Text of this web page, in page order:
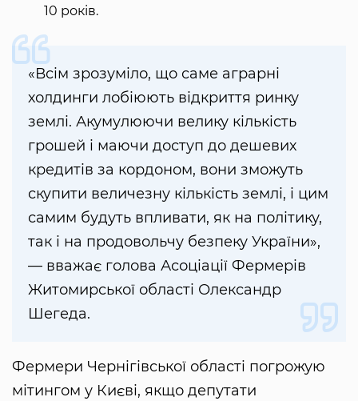
10 років.
«Всім зрозуміло, що саме аграрні
холдинги лобіюють відкриття ринку
землі. Акумулюючи велику кількість
грошей і маючи доступ до дешевих
кредитів за кордоном, вони зможуть
скупити величезну кількість землі, і цим
самим будуть впливати, як на політику,
так і на продовольчу безпеку України»,
— вважає голова Асоціації Фермерів
Житомирської області Олександр
Шегеда.
Фермери Чернігівської області погрожую
мітингом у Києві, якщо депутати